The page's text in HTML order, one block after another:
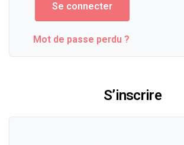
Se connecter
Mot de passe perdu ?
S’inscrire